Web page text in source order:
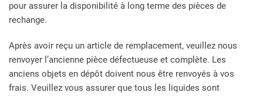
pour assurer la disponibilité à long terme des pièces de
rechange.
Après avoir reçu un article de remplacement, veuillez nous
renvoyer l’ancienne pièce défectueuse et complète. Les
anciens objets en dépôt doivent nous être renvoyés à vos
frais. Veuillez vous assurer que tous les liquides sont